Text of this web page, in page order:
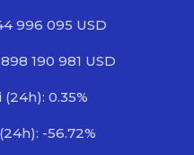
996 095 USD
190 981 USD
0.35%
-56.72%